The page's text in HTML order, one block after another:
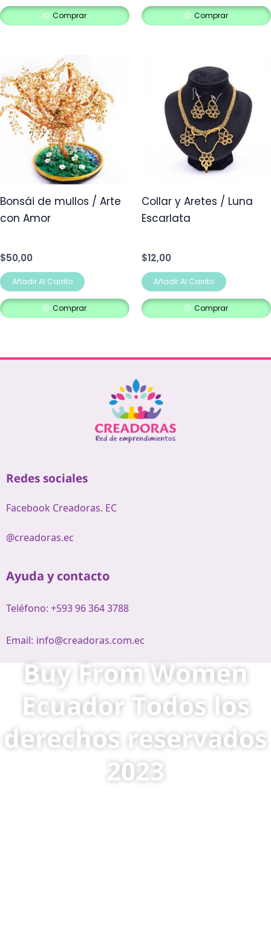
Comprar Comprar
Bonsái de mullos / Arte
con Amor
$50,00
Añadir Al Carrito
Comprar
Collar y Aretes / Luna
Escarlata
$12,00
Añadir Al Carrito
Comprar
Redes sociales
Facebook Creadoras. EC
@creadoras.ec
Ayuda y contacto
Teléfono: +593 96 364 3788
Email: info@creadoras.com.ec
Buy From Women
Ecuador Todos los
derechos reservados
2023